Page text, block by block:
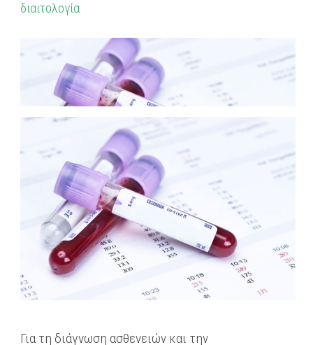
διαιτολογία
Για τη διάγνωση ασθενειών και την